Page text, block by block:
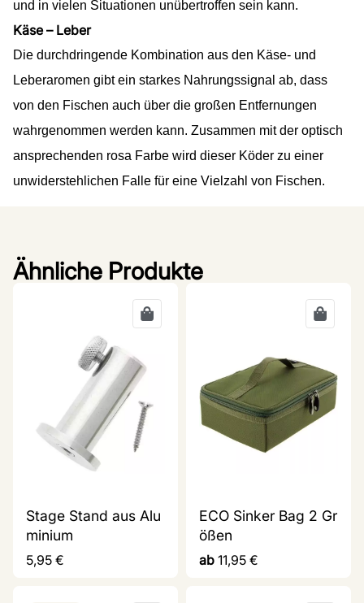
und in vielen Situationen unübertroffen sein kann.
Käse – Leber
Die durchdringende Kombination aus den Käse- und
Leberaromen gibt ein starkes Nahrungssignal ab, dass
von den Fischen auch über die großen Entfernungen
wahrgenommen werden kann. Zusammen mit der optisch
ansprechenden rosa Farbe wird dieser Köder zu einer
unwiderstehlichen Falle für eine Vielzahl von Fischen.
Ähnliche Produkte
Stage Stand aus Alu
minium
5,95 €
ECO Sinker Bag 2 Gr
ößen
ab 11,95 €